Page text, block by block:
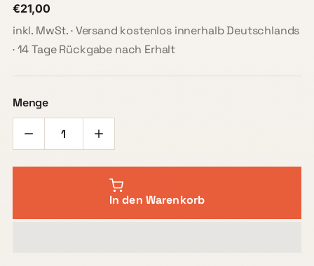
€21,00
inkl. MwSt. · Versand kostenlos innerhalb Deutschlands
· 14 Tage Rückgabe nach Erhalt
Menge
In den Warenkorb